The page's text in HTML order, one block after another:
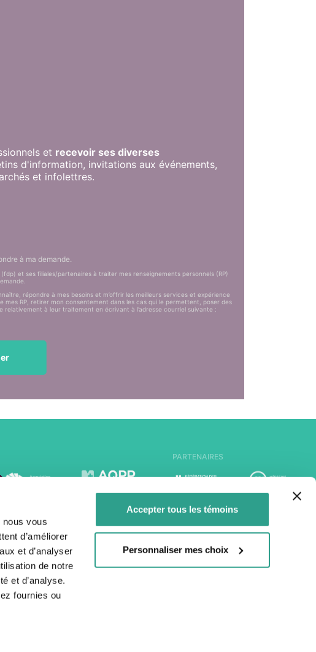
nous vous
d’améliorer
et d’analyser
de notre
et d’analyse.
fournies ou
Accepter tous les témoins
Personnaliser mes choix
et recevoir ses diverses
d'information, invitations aux événements,
et infolettres.
à ma demande.
et ses filiales/partenaires à traiter mes renseignements personnels (RP)
répondre à mes besoins et m’offrir les meilleurs services et expérience
mes RP, retirer mon consentement dans les cas qui le permettent, poser des
à leur traitement en écrivant à l’adresse courriel suivante :
PARTENAIRES